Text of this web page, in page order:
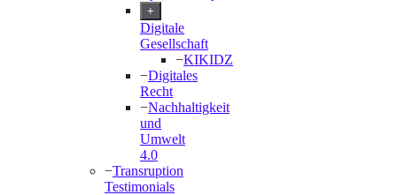
+
Digitale
Gesellschaft
−KIKIDZ
−Digitales
Recht
−Nachhaltigkeit
und
Umwelt
4.0
−Transruption
Testimonials